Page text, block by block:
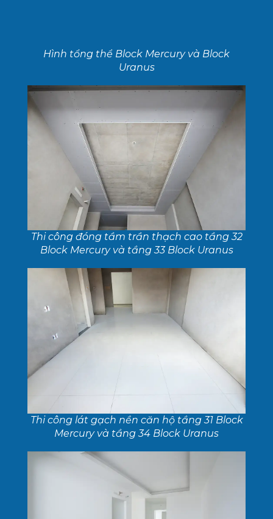
Hình tổng thể Block Mercury và Block
Uranus
Thi công đóng tầm trần thạch cao tầng 32
Block Mercury và tầng 33 Block Uranus
Thi công lát gạch nền căn hộ tầng 31 Block
Mercury và tầng 34 Block Uranus